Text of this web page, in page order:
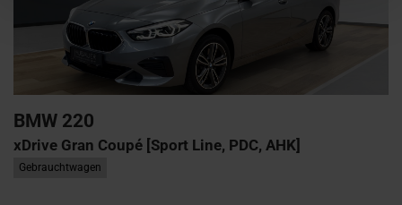
BMW 220
xDrive Gran Coupé [Sport Line, PDC, AHK]
Gebrauchtwagen